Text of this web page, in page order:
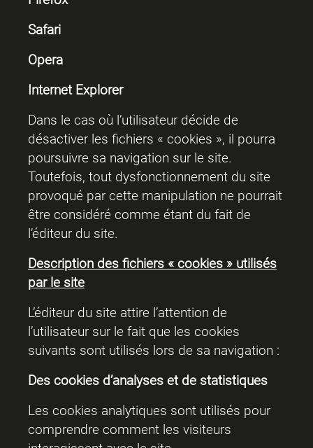
Safari
Opera
Internet Explorer
Dans le cas où l’utilisateur décide de
désactiver les fichiers « cookies », il pourra
poursuivre sa navigation sur le site.
Toutefois, tout dysfonctionnement du site
provoqué par cette manipulation ne pourrait
être considéré comme étant du fait de
l’éditeur du site.
Description des fichiers « cookies » utilisés
par le site
L’éditeur du site attire l’attention de
l’utilisateur sur le fait que les cookies
suivants sont utilisés lors de sa navigation :
Des cookies d’analyses et de statistiques
Les cookies analytiques sont utilisés pour
comprendre comment les visiteurs